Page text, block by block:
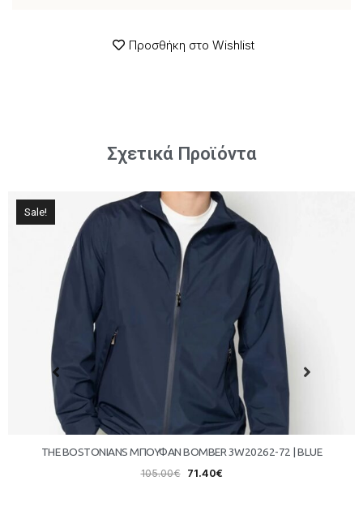
Προσθήκη στο Wishlist
Σχετικά Προϊόντα
Sale!
THE BOSTONIANS ΜΠΟΥΦΑΝ BOMBER 3W20262-72 | BLUE
105.00€ 71.40€